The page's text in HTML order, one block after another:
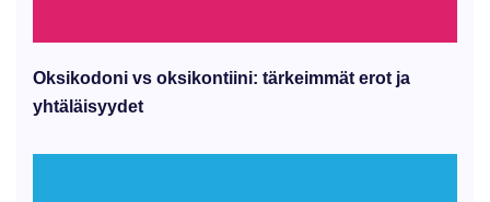
Oksikodoni vs oksikontiini: tärkeimmät erot ja
yhtäläisyydet